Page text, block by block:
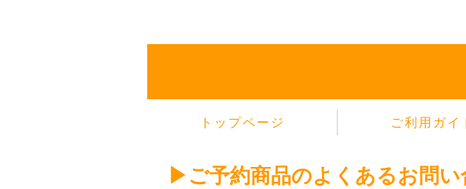
トップページ ご利用ガイ
個人情報保護方針
▶ご予約商品のよくあるお問い